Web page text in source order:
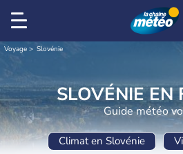
Voyage Slovénie
SLOVÉNIE EN
Guide météo
Climat en Slovénie